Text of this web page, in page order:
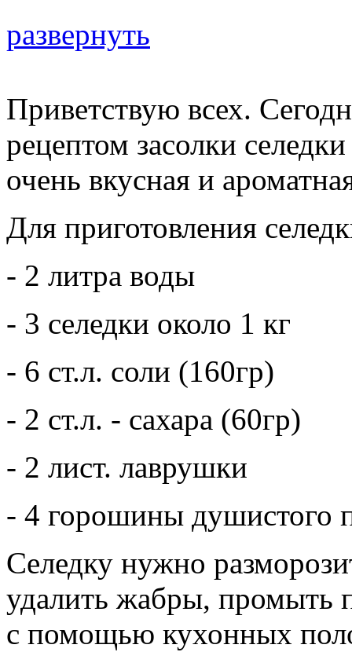
развернуть
Приветствую всех.
рецептом засолки
очень вкусная и
Для приготовления
- 2 литра воды
- 3 селедки около 1 кг
- 6 ст.л. соли (160гр)
- 2 ст.л. - сахара (60гр)
- 2 лист. лаврушки
- 4 горошины душистого
Селедку нужно
удалить жабры, промыть
с помощью кухонных